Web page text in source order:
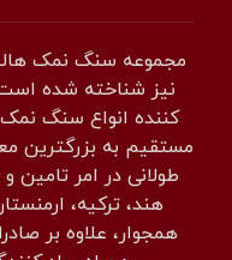
مجموعه سنگ نمک
نیز شناخته شده است
کننده انواع سنگ
مستقیم به بزرگترین
طولانی در امر
هند، ترکیه،
همجوار، علاوه بر